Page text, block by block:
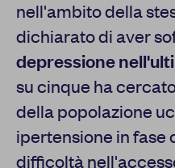
nell'ambito della
dichiarato di aver
depressione
su cinque ha
della popolazione
ipertensione in fase
difficoltà